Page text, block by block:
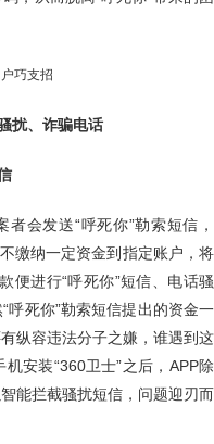
扰、诈骗电话
会发送“呼死你”勒索短信，
缴纳一定资金到指定账户，将
便进行“呼死你”短信、电话骚
呼死你”勒索短信提出的资金一
纵容违法分子之嫌，谁遇到这
安装“360卫士”之后，APP除
能拦截骚扰短信，问题迎刃而